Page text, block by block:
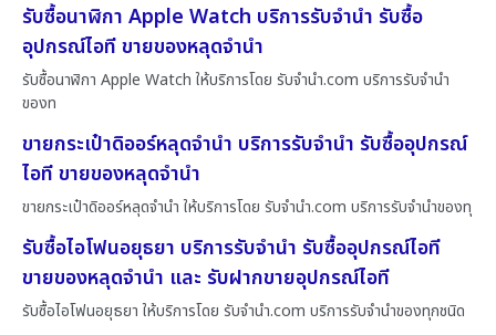
รับซื้อนาฬิกา Apple Watch บริการรับจำนำ รับซื้อ
อุปกรณ์ไอที ขายของหลุดจำนำ
รับซื้อนาฬิกา Apple Watch ให้บริการโดย รับจํานํา.com บริการรับจำนำ
ของท
ขายกระเป๋าดิออร์หลุดจำนำ บริการรับจำนำ รับซื้ออุปกรณ์
ไอที ขายของหลุดจำนำ
ขายกระเป๋าดิออร์หลุดจำนำ ให้บริการโดย รับจํานํา.com บริการรับจำนำของทุ
รับซื้อไอโฟนอยุธยา บริการรับจำนำ รับซื้ออุปกรณ์ไอที
ขายของหลุดจำนำ และ รับฝากขายอุปกรณ์ไอที
รับซื้อไอโฟนอยุธยา ให้บริการโดย รับจํานํา.com บริการรับจำนำของทุกชนิด